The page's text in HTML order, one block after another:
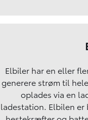
Elbiler har en eller
generere strøm til
oplades via en
ladestation. Elbilen